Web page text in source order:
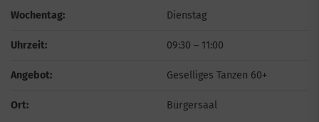
Wochentag: Dienstag
Uhrzeit: 09:30 – 11:00
Angebot: Geselliges Tanzen 60+
Ort: Bürgersaal